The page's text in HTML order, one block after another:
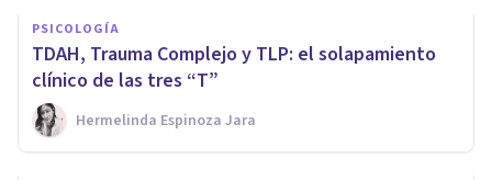
PSICOLOGÍA
TDAH, Trauma Complejo y TLP: el solapamiento
clínico de las tres “T”
Hermelinda Espinoza Jara